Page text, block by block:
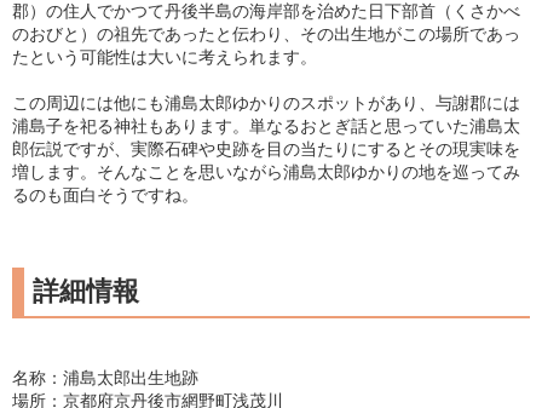
郡）の住人でかつて丹後半島の海岸部を治めた日下部首（くさかべ
のおびと）の祖先であったと伝わり、その出生地がこの場所であっ
たという可能性は大いに考えられます。
この周辺には他にも浦島太郎ゆかりのスポットがあり、与謝郡には
浦島子を祀る神社もあります。単なるおとぎ話と思っていた浦島太
郎伝説ですが、実際石碑や史跡を目の当たりにするとその現実味を
増します。そんなことを思いながら浦島太郎ゆかりの地を巡ってみ
るのも面白そうですね。
詳細情報
名称：浦島太郎出生地跡
場所：京都府京丹後市網野町浅茂川